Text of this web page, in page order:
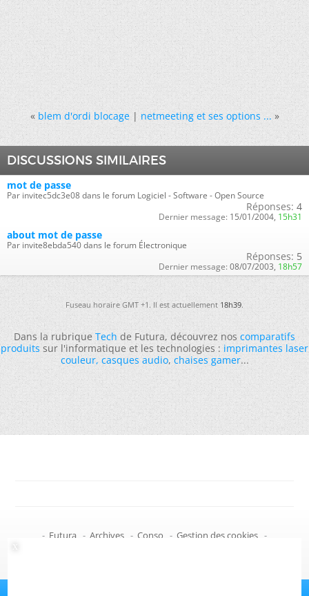
« blem d'ordi blocage|netmeeting et ses options ... »
DISCUSSIONS SIMILAIRES
mot de passe
Par invitec5dc3e08 dans le forum Logiciel - Software - Open Source
Réponses: 4
Dernier message: 15/01/2004, 15h31
about mot de passe
Par invite8ebda540 dans le forum Électronique
Réponses: 5
Dernier message: 08/07/2003, 18h57
Fuseau horaire GMT +1. Il est actuellement18h39.
Dans la rubriqueTechde Futura, découvrez noscomparatifs
produitssur l'informatique et les technologies :imprimantes laser
couleur,casques audio,chaises gamer...
- Futura - Archives - Conso - Gestion des cookies -